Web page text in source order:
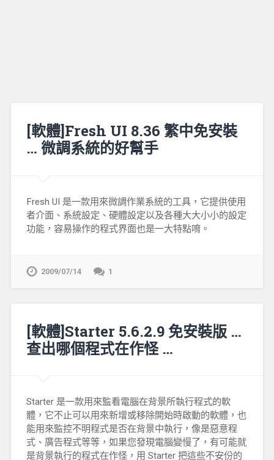
[軟體]Fresh UI 8.36 繁中免安裝
… 微調系統的好幫手
Fresh UI 是一款用來微調作業系統的工具，它提供使用
者介面、系統設定、硬體設定以及各種大大小小的設定
功能，容易操作的程式界面也是一大特點唷。
2009/07/14 1
[軟體]Starter 5.6.2.9 免安裝版 …
查出哪個程式在作怪 …
Starter 是一款用來監看電腦在背景所執行程式的軟
體，它不止可以用來新增或移除開始時啟動的軟體，也
能用來監控不明程式是否在背景中執行，像是惡意程
式、廣告程式等等，如果您發現電腦變慢了，有可能就
是背景執行的程式在作怪，用 Starter 把這些不安份的